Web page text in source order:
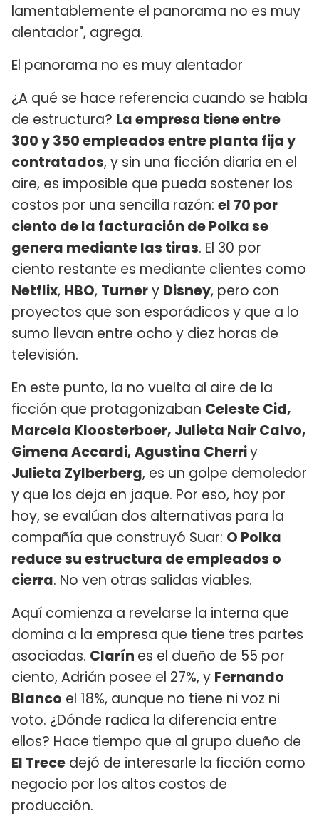
lamentablemente el panorama no es muy
alentador", agrega.
El panorama no es muy alentador
¿A qué se hace referencia cuando se habla
de estructura? La empresa tiene entre
300 y 350 empleados entre planta fija y
contratados, y sin una ficción diaria en el
aire, es imposible que pueda sostener los
costos por una sencilla razón: el 70 por
ciento de la facturación de Polka se
genera mediante las tiras. El 30 por
ciento restante es mediante clientes como
Netflix, HBO, Turnery Disney, pero con
proyectos que son esporádicos y que a lo
sumo llevan entre ocho y diez horas de
televisión.
En este punto, la no vuelta al aire de la
ficción que protagonizaban Celeste Cid,
Marcela Kloosterboer, Julieta Nair Calvo,
Gimena Accardi, Agustina Cherriy
Julieta Zylberberg, es un golpe demoledor
y que los deja en jaque. Por eso, hoy por
hoy, se evalúan dos alternativas para la
compañía que construyó Suar: O Polka
reduce su estructura de empleados o
cierra. No ven otras salidas viables.
Aquí comienza a revelarse la interna que
domina a la empresa que tiene tres partes
asociadas. Clarín es el dueño de 55 por
ciento, Adrián posee el 27%, y Fernando
Blanco el 18%, aunque no tiene ni voz ni
voto. ¿Dónde radica la diferencia entre
ellos? Hace tiempo que al grupo dueño de
El Trece dejó de interesarle la ficción como
negocio por los altos costos de
producción.